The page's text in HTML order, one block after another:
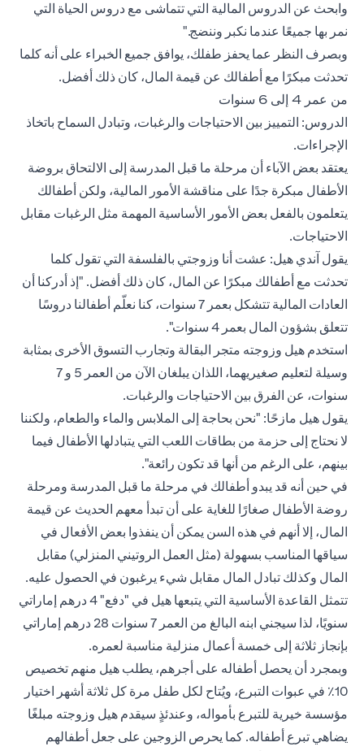
وابحث عن الدروس المالية التي تتماشى مع دروس الحياة التي
نمر بها جميعًا عندما نكبر وننضج."
وبصرف النظر عما يحفز طفلك، يوافق جميع الخبراء على أنه كلما
تحدثت مبكرًا مع أطفالك عن قيمة المال، كان ذلك أفضل.
من عمر 4 إلى 6 سنوات
الدروس: التمييز بين الاحتياجات والرغبات، وتبادل السماح باتخاذ
الإجراءات.
يعتقد بعض الآباء أن مرحلة ما قبل المدرسة إلى الالتحاق بروضة
الأطفال مبكرة جدًا على مناقشة الأمور المالية، ولكن أطفالك
يتعلمون بالفعل بعض الأمور الأساسية المهمة مثل الرغبات مقابل
الاحتياجات.
يقول آندي هيل: عشت أنا وزوجتي بالفلسفة التي تقول كلما
تحدثت مع أطفالك مبكرًا عن المال، كان ذلك أفضل. "إذ أدركنا أن
العادات المالية تتشكل بعمر 7 سنوات، كنا نعلّم أطفالنا دروسًا
تتعلق بشؤون المال بعمر 4 سنوات".
استخدم هيل وزوجته متجر البقالة وتجارب التسوق الأخرى بمثابة
وسيلة لتعليم صغيريهما، اللذان يبلغان الآن من العمر 5 و 7
سنوات، عن الفرق بين الاحتياجات والرغبات.
يقول هيل مازحًا: "نحن بحاجة إلى الملابس والماء والطعام، ولكننا
لا نحتاج إلى حزمة من بطاقات اللعب التي يتبادلها الأطفال فيما
بينهم، على الرغم من أنها قد تكون رائعة".
في حين أنه قد يبدو أطفالك في مرحلة ما قبل المدرسة ومرحلة
روضة الأطفال صغارًا للغاية على أن تبدأ معهم الحديث عن قيمة
المال، إلا أنهم في هذه السن يمكن أن ينفذوا بعض الأفعال في
سياقها المناسب بسهولة (مثل العمل الروتيني المنزلي) مقابل
المال وكذلك تبادل المال مقابل شيء يرغبون في الحصول عليه.
تتمثل القاعدة الأساسية التي يتبعها هيل في "دفع" 4 درهم إماراتي
سنويًا، لذا سيجني ابنه البالغ من العمر 7 سنوات 28 درهم إماراتي
بإنجاز ثلاثة إلى خمسة أعمال منزلية مناسبة لعمره.
وبمجرد أن يحصل أطفاله على أجرهم، يطلب هيل منهم تخصيص
10٪ في عبوات التبرع، ويُتاح لكل طفل مرة كل ثلاثة أشهر اختيار
مؤسسة خيرية للتبرع بأمواله، وعندئذٍ سيقدم هيل وزوجته مبلغًا
يضاهي تبرع أطفاله. كما يحرص الزوجين على جعل أطفالهم